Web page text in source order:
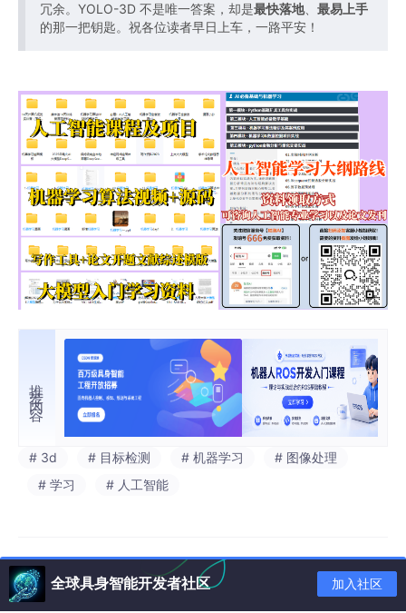
冗余。YOLO-3D 不是唯一答案，却是最快落地、 最易上手
的那一把钥匙。祝各位读者早日上车，一路平安！
推荐内容
# 3d # 目标检测 # 机器学习
# 图像处理
# 学习
# 人工智能
全球具身智能开发者社区 加入社区